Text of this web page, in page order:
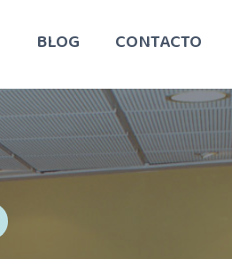
BLOG CONTACTO